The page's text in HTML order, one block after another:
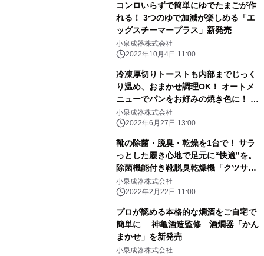
コンロいらずで簡単にゆでたまごが作
れる！ 3つのゆで加減が楽しめる「エ
ッグスチーマープラス」新発売
小泉成器株式会社
2022年10月4日 11:00
冷凍厚切りトーストも内部までじっく
り温め、おまかせ調理OK！ オートメ
ニューでパンをお好みの焼き色に！ マ
イコン式「オーブントースター」新発
売
小泉成器株式会社
2022年6月27日 13:00
靴の除菌・脱臭・乾燥を1台で！ サラ
っとした履き心地で足元に“快適”を。
除菌機能付き靴脱臭乾燥機「クツサ
ラ」新発売
小泉成器株式会社
2022年2月22日 11:00
プロが認める本格的な燗酒をご自宅で
簡単に 神亀酒造監修 酒燗器「かん
まかせ」を新発売
小泉成器株式会社